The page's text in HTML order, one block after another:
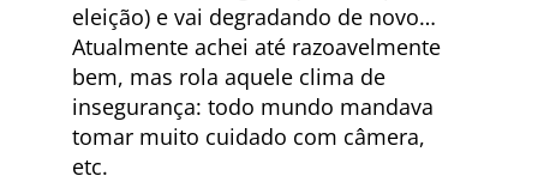
eleição) e vai degradando de novo…
Atualmente achei até razoavelmente
bem, mas rola aquele clima de
insegurança: todo mundo mandava
tomar muito cuidado com câmera,
etc.